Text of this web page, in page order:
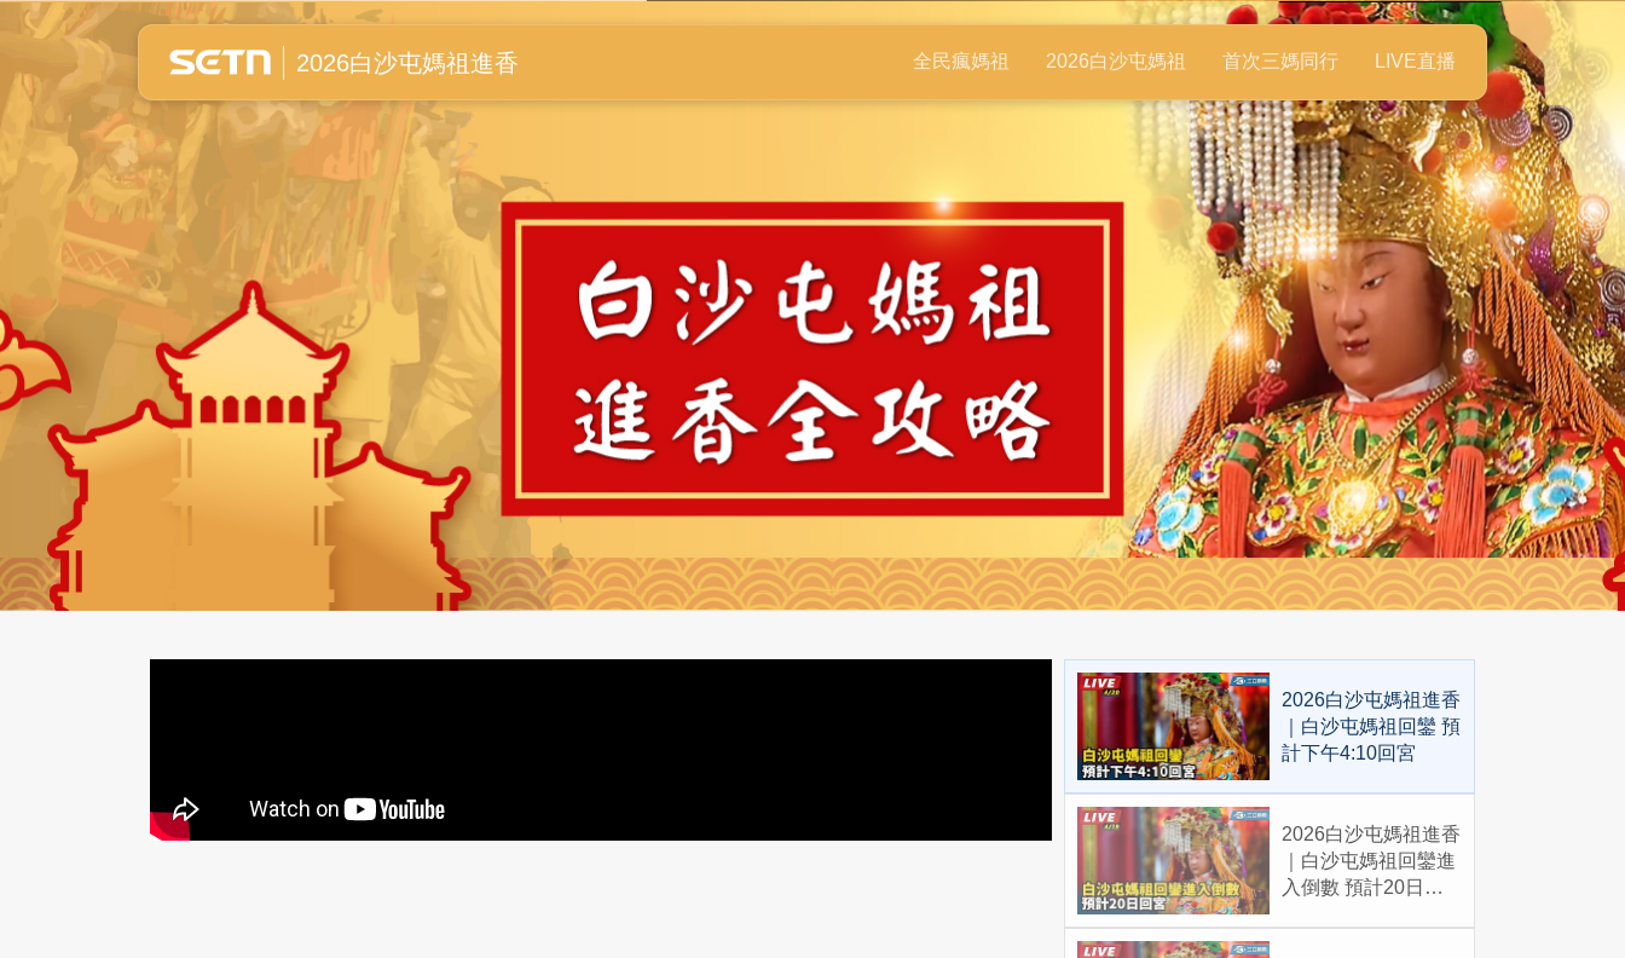
白沙屯媽祖進香全紀錄
2026白沙屯媽祖進香 全民瘋媽祖 2026白沙屯媽祖 首次三媽同行 LIVE直播
2026白沙屯媽祖進香
｜白沙屯媽祖回鑾 預
計下午4:10回宮
2026白沙屯媽祖進香
｜白沙屯媽祖回鑾進
入倒數 預計20日回